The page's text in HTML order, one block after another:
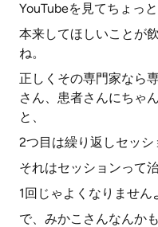
YouTubeを見てちょっ
本来してほしいことが
ね。
正しくその専門家なら
さん、患者さんにちゃ
と、
2つ目は繰り返しセッシ
それはセッションって
1回じゃよくなりません
で、みかこさんなんか